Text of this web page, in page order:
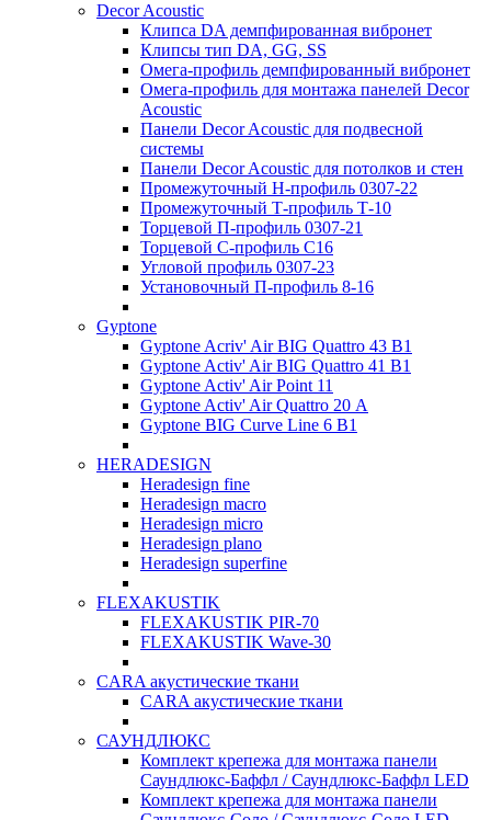
Decor Acoustic
Клипса DA демпфированная вибронет
Клипсы тип DA, GG, SS
Омега-профиль демпфированный вибронет
Омега-профиль для монтажа панелей Decor
Acoustic
Панели Decor Acoustic для подвесной
системы
Панели Decor Acoustic для потолков и стен
Промежуточный Н-профиль 0307-22
Промежуточный Т-профиль Т-10
Торцевой П-профиль 0307-21
Торцевой С-профиль С16
Угловой профиль 0307-23
Установочный П-профиль 8-16
Gyptone
Gyptone Acriv' Air BIG Quattro 43 В1
Gyptone Activ' Air BIG Quattro 41 B1
Gyptone Activ' Air Point 11
Gyptone Activ' Air Quattro 20 А
Gyptone BIG Curve Line 6 B1
HERADESIGN
Heradesign fine
Heradesign macro
Heradesign micro
Heradesign plano
Heradesign superfine
FLEXAKUSTIK
FLEXAKUSTIK PIR-70
FLEXAKUSTIK Wave-30
CARA акустические ткани
CARA акустические ткани
САУНДЛЮКС
Комплект крепежа для монтажа панели
Саундлюкс-Баффл / Саундлюкс-Баффл LED
Комплект крепежа для монтажа панели